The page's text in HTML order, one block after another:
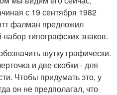
с 19 сентября 1982
фалман предложил
типографских знаков.
шутку графически.
и две скобки - для
Чтобы придумать это, у
он не предполагал, что